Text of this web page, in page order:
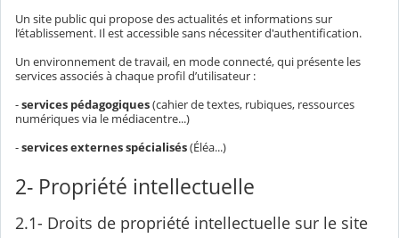
Un site public qui propose des actualités et informations sur
l’établissement. Il est accessible sans nécessiter d'authentification.
Un environnement de travail, en mode connecté, qui présente les
services associés à chaque profil d’utilisateur :
-services pédagogiques(cahier de textes, rubiques, ressources
numériques via le médiacentre...)
-services externes spécialisés(Éléa...)
2- Propriété intellectuelle
2.1- Droits de propriété intellectuelle sur le site